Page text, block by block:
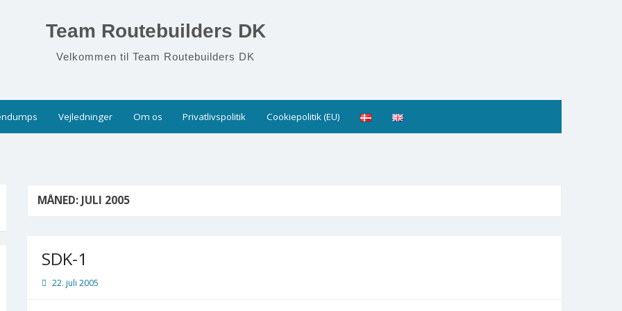
Team Routebuilders DK
Velkommen til Team Routebuilders DK
Vejledninger Om os Privatlivspolitik Cookiepolitik (EU)
MÅNED: JULI 2005
SDK-1
22. juli 2005